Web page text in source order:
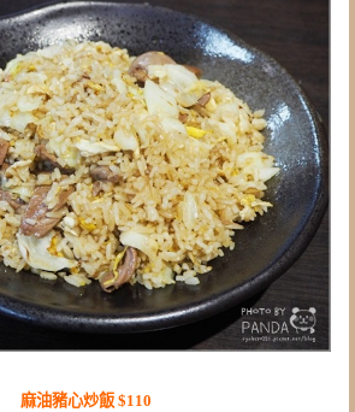
麻油豬心炒飯 $110